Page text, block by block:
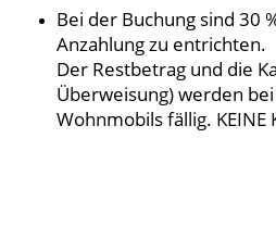
Bei der Buchung sind 30
Anzahlung zu entrichten.
Der Restbetrag und die
Überweisung) werden
Wohnmobils fällig.